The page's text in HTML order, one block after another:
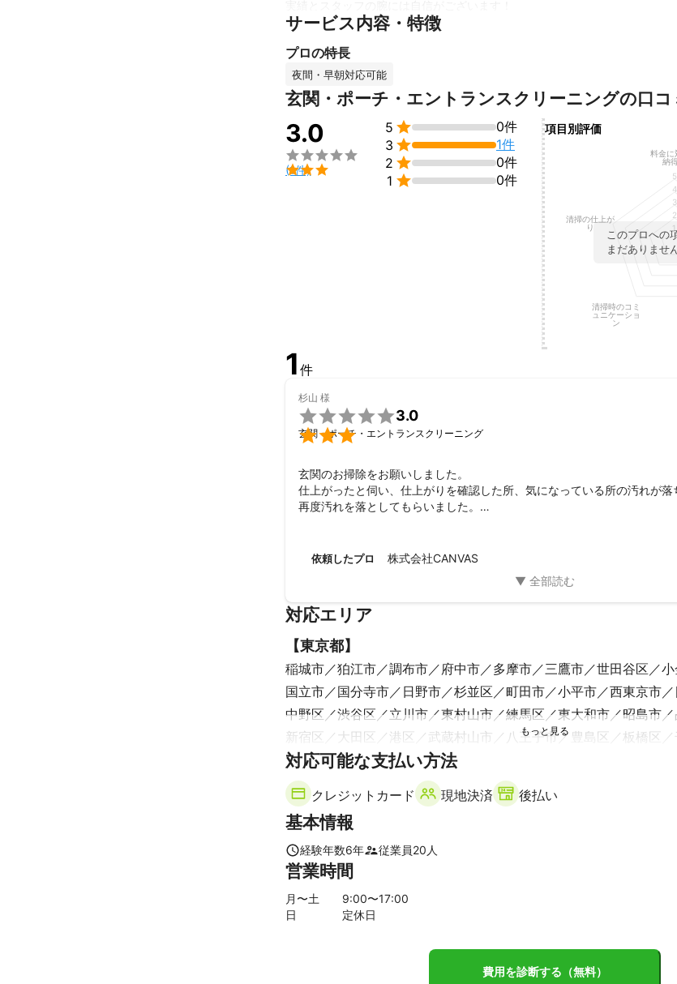
プロフェッショナルな仕事を心がけ、毎日お客様の要望に全力で取り組んで
また、深夜作業や対応地域外での作業にも柔軟に対応可能です。
お客様の困り事をお聞かせ下さい、高品質なサービスを提供致します。
ハウスクリーニングのお悩みなら、是非とも株式会社CANVASにお任せくだ
これまでの実績
⚪️個人向け
年間約150件のご自宅に訪問。エアコン、キッチン、浴室クリーニング等を
年間約500室の空室クリーニングをしております。
サービス内容・特徴
プロの特長
夜間・早朝対応可能
玄関・ポーチ・エントランスクリーニングの口コ
3.0


(1件)
5 
0件
3 
1件
2 
0件
1  0件
項目別評価
このプロへの
まだありません
料金に
納
清掃時のコミ
ュニケーショ
ン
清掃の仕上が
り
1
2
3
4
5
1 件
杉山 様


3.0
玄関・ポーチ・エントランスクリーニング
玄関のお掃除をお願いしました。
仕上がったと伺い、仕上がりを確認した所、気になっている所の汚れが落
再度汚れを落としてもらいました。
ありがとうございました。
依頼したプロ 株式会社CANVAS
対応エリア
【東京都】
稲城市 狛江市 調布市 府中市 多摩市 三鷹市 世田谷区
国立市
国分寺市 日野市 杉並区 町田市 小平市 西東京市
中野区
渋谷区 立川市 東村山市 練馬区 東大和市 昭島市
新宿区
大田区 港区 武蔵村山市 八王子市 豊島区 板橋区
中央区
北区 江東区 台東区
あきる野市
【埼玉県】
和光市 朝霞市
【神奈川県】
川崎市 大和市
藤沢市
寒川町 清川村
葉山町
大磯町
対応可能な支払い方法
クレジットカード 現地決済 後払い
基本情報
経験年数6年 従業員20 人
営業時間
月〜土 9:00〜17:00
日
定休日
費用を診断する（無料）